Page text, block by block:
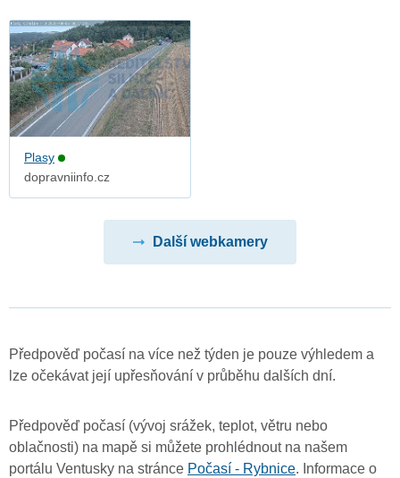
Plasy
dopravniinfo.cz
Další webkamery
Předpověď počasí na více než týden je pouze výhledem a
lze očekávat její upřesňování v průběhu dalších dní.
Předpověď počasí (vývoj srážek, teplot, větru nebo
oblačnosti) na mapě si můžete prohlédnout na našem
portálu Ventusky na stránce Počasí - Rybnice. Informace o